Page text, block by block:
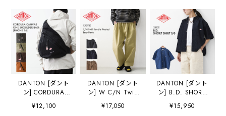
DANTON [ダント
ン] CORDURA
CANVAS ONE
SHOULDER
¥12,100
DANTON [ダント
ン] W C/N Twill
Double Pleated
Easy Pants [DT-
¥17,050
DANTON [ダント
ン] B.D. SHORT
SHIRT S/S [DT-
B0443DUG] B.D.
¥15,950